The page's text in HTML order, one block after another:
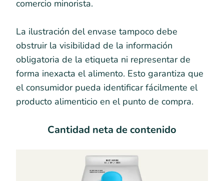
comercio minorista.
La ilustración del envase tampoco debe
obstruir la visibilidad de la información
obligatoria de la etiqueta ni representar de
forma inexacta el alimento. Esto garantiza que
el consumidor pueda identificar fácilmente el
producto alimenticio en el punto de compra.
Cantidad neta de contenido